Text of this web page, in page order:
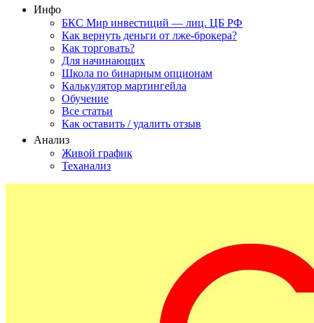
Инфо
БКС Мир инвестиций — лиц. ЦБ РФ
Как вернуть деньги от лже-брокера?
Как торговать?
Для начинающих
Школа по бинарным опционам
Калькулятор мартингейла
Обучение
Все статьи
Как оставить / удалить отзыв
Анализ
Живой график
Теханализ